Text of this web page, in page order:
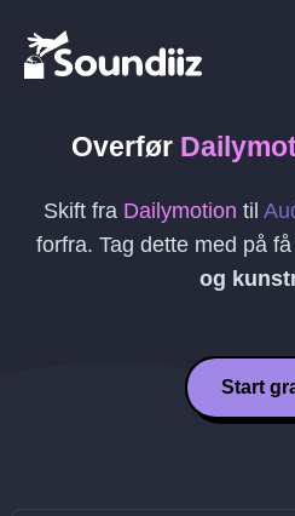
Overfør
Skift fra Dailymotion til
forfra. Tag dette med på
og
Start